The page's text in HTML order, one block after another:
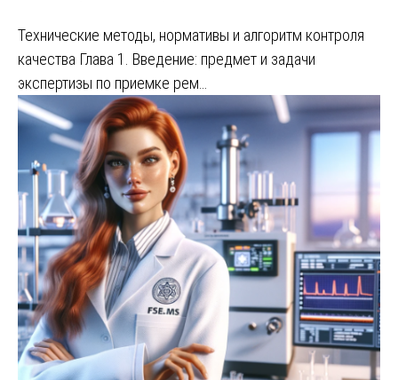
Технические методы, нормативы и алгоритм контроля
качества Глава 1. Введение: предмет и задачи
экспертизы по приемке рем…